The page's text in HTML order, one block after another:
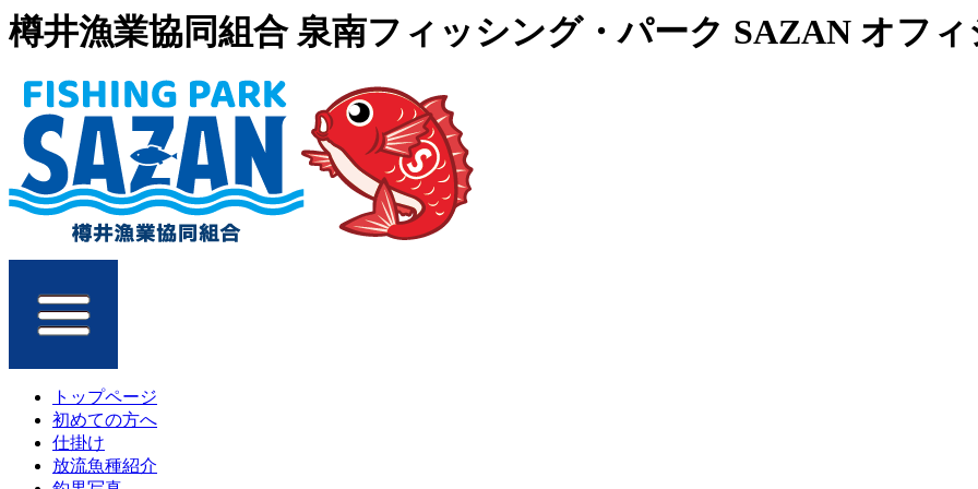
樽井漁業協同組合 泉南フィッシング・パーク SAZAN オフィ
トップページ
初めての方へ
仕掛け
放流魚種紹介